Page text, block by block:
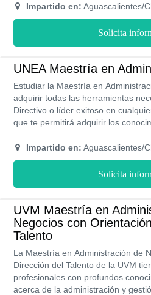
en la SEP y por RVOE. Posee una
para adaptarse a cualquier ritmo
cumplimiento de 9 cuatrimestres,
conocimientos de forma distinguida.
Impartido en: Aguascalientes/
Solicita
UNEA Maestría en
Estudiar la Maestría en
adquirir todas las herramientas
Directivo o líder exitoso en
que te permitirá adquirir los
duración de un año y ocho meses,
presencial. Además, estudiar en la
como los son las becas y las
Impartido en: Aguascalientes/
Solicita
UVM Maestría en
Negocios con
Talento
La Maestría en Administración de
Dirección del Talento de la UVM
profesionales con profundos
acerca de la administración y